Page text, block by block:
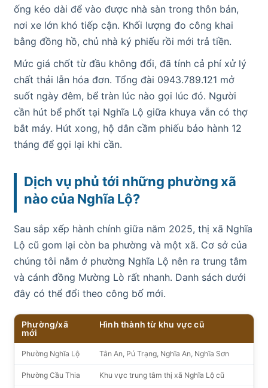
ống kéo dài để vào được nhà sàn trong thôn bản,
nơi xe lớn khó tiếp cận. Khối lượng đo công khai
bằng đồng hồ, chủ nhà ký phiếu rồi mới trả tiền.
Mức giá chốt từ đầu không đổi, đã tính cả phí xử lý
chất thải lẫn hóa đơn. Tổng đài 0943.789.121 mở
suốt ngày đêm, bể tràn lúc nào gọi lúc đó. Người
cần hút bể phốt tại Nghĩa Lộ giữa khuya vẫn có thợ
bắt máy. Hút xong, hộ dân cầm phiếu bảo hành 12
tháng để gọi lại khi cần.
Dịch vụ phủ tới những phường xã
nào của Nghĩa Lộ?
Sau sắp xếp hành chính giữa năm 2025, thị xã Nghĩa
Lộ cũ gom lại còn ba phường và một xã. Cơ sở của
chúng tôi nằm ở phường Nghĩa Lộ nên ra trung tâm
và cánh đồng Mường Lò rất nhanh. Danh sách dưới
đây có thể đổi theo công bố mới.
Phường/xã
mới
Hình thành từ khu vực cũ
Phường Nghĩa Lộ Tân An, Pú Trạng, Nghĩa An, Nghĩa Sơn
Phường Cầu Thia Khu vực trung tâm thị xã Nghĩa Lộ cũ